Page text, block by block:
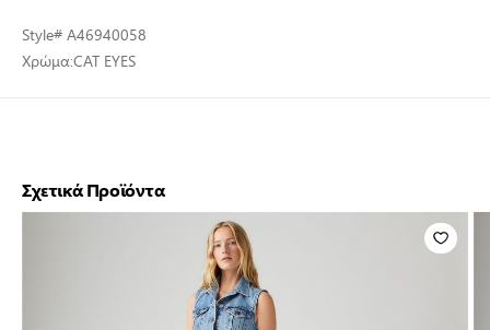
Style# A46940058
Χρώμα:CAT EYES
Σχετικά Προϊόντα